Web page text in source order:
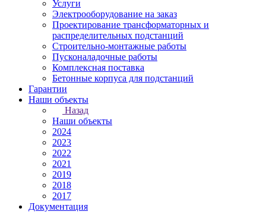
Услуги
Электрооборудование на заказ
Проектирование трансформаторных и
распределительных подстанций
Строительно-монтажные работы
Пусконаладочные работы
Комплексная поставка
Бетонные корпуса для подстанций
Гарантии
Наши объекты
Назад
Наши объекты
2024
2023
2022
2021
2019
2018
2017
Документация